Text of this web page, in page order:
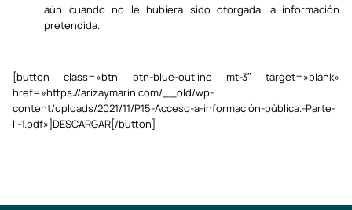
aún cuando no le hubiera sido otorgada la información
pretendida.
[button class=»btn btn-blue-outline mt-3″ target=»blank»
href=»https://arizaymarin.com/__old/wp-
content/uploads/2021/11/P15-Acceso-a-información-pública.-Parte-
II-1.pdf»]DESCARGAR[/button]